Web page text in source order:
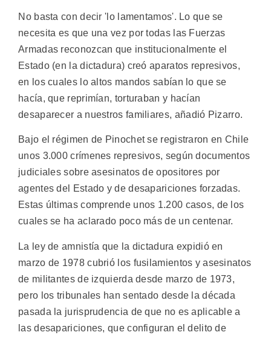
No basta con decir 'lo lamentamos'. Lo que se
necesita es que una vez por todas las Fuerzas
Armadas reconozcan que institucionalmente el
Estado (en la dictadura) creó aparatos represivos,
en los cuales lo altos mandos sabían lo que se
hacía, que reprimían, torturaban y hacían
desaparecer a nuestros familiares, añadió Pizarro.
Bajo el régimen de Pinochet se registraron en Chile
unos 3.000 crímenes represivos, según documentos
judiciales sobre asesinatos de opositores por
agentes del Estado y de desapariciones forzadas.
Estas últimas comprende unos 1.200 casos, de los
cuales se ha aclarado poco más de un centenar.
La ley de amnistía que la dictadura expidió en
marzo de 1978 cubrió los fusilamientos y asesinatos
de militantes de izquierda desde marzo de 1973,
pero los tribunales han sentado desde la década
pasada la jurisprudencia de que no es aplicable a
las desapariciones, que configuran el delito de